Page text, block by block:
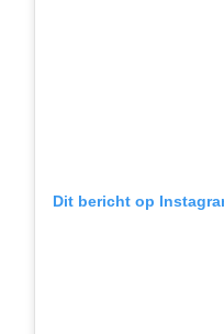
Dit bericht op